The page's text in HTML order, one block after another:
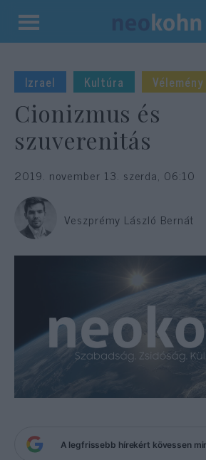
Kilépés
tartalomba
Izrael Kultúra Vélemény
Cionizmus és
szuverenitás
2019. november 13. szerda, 06:10
Veszprémy László Bernát
A legfrissebb hírekért kövessen